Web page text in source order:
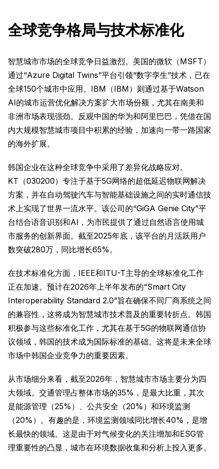
全球竞争格局与技术标准化
智慧城市市场的全球竞争日益激烈。美国的微软（MSFT）
通过“Azure Digital Twins”平台引领“数字孪生”技术，已在
全球150个城市中应用。IBM（IBM）则通过基于Watson
AI的城市运营优化解决方案扩大市场份额，尤其在南美和
非洲市场表现强劲。反观中国的华为和阿里巴巴，凭借在国
内大规模智慧城市项目中积累的经验，加速向一带一路国家
的海外扩展。
韩国企业在这种全球竞争中采用了差异化战略应对。
KT（030200）专注于基于5G网络的超低延迟物联网解决
方案，并在自动驾驶汽车与智能基础设施之间的实时通信技
术上实现了世界一流水平。该公司的“GiGA Genie City”平
台结合语音识别和AI，为市民提供了通过自然语言使用城
市服务的创新界面。截至2025年底，该平台的月活跃用户
数突破280万，同比增长65%。
在技术标准化方面，IEEE和ITU-T主导的全球标准化工作
正在加速。预计在2026年上半年发布的“Smart City
Interoperability Standard 2.0”旨在确保不同厂商系统之间
的兼容性，这将成为智慧城市技术普及的重要转折点。韩国
积极参与这些标准化工作，尤其在基于5G的物联网通信协
议领域，韩国的技术成为国际标准的基础。这将是未来全球
市场中韩国企业竞争力的重要因素。
从市场细分来看，截至2026年，智慧城市市场主要分为四
大领域。交通管理占整体市场的35%，是最大比重，其次
是能源管理（25%）、公共安全（20%）和环境监测
（20%）。有趣的是，环境监测领域同比增长40%，是增
长最快的领域。这是由于对气候变化的关注增加和ESG管
理重要性的凸显，城市在环境数据收集和分析上投入更多。